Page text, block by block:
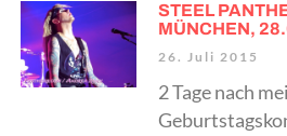
STEEL
MÜNCHEN,
26. Juli 2015
2 Tage nach